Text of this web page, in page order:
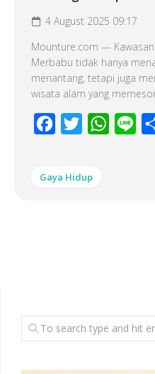
4 August 2025 09:17
Mounture.com —
Merbabu tidak hanya
menantang, tetapi juga
wisata alam yang
Facebook
Twitter
Gaya Hidup